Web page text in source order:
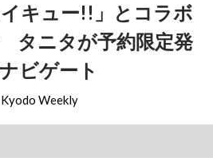
キュー!!」とコラボ
タニタが予約限定発
ビゲート
Kyodo Weekly